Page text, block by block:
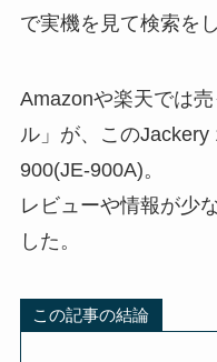
で実機を見て検索を
Amazonや楽天では
ル」が、この
900(JE-900A)。
レビューや情報が少
した。
この記事の結論